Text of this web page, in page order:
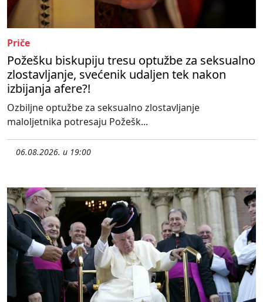
Priče
Požešku biskupiju tresu optužbe za seksualno
zlostavljanje, svećenik udaljen tek nakon
izbijanja afere?!
Ozbiljne optužbe za seksualno zlostavljanje
maloljetnika potresaju Požešk...
06.08.2026. u 19:00